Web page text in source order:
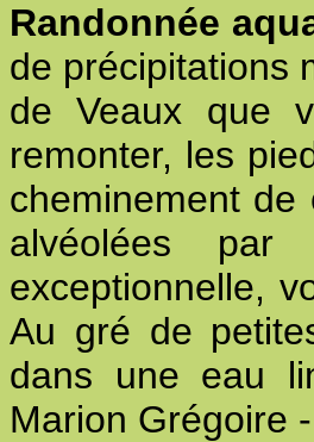
Randonnée
de précipitations
de Veaux que
remonter, les
cheminement
alvéolées
exceptionnelle,
Au gré de
dans une eau
Marion Grégoire